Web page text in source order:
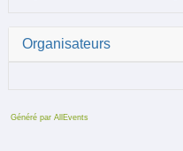
Organisateurs
Généré par AllEvents